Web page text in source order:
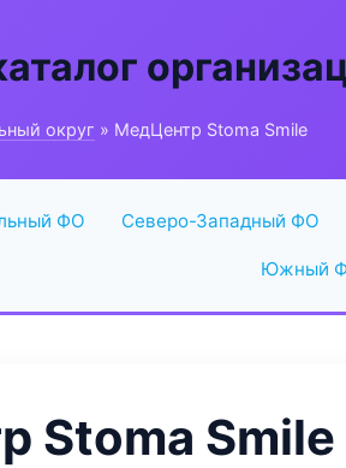
округ » МедЦентр Stoma Smile
ФО Северо-Западный ФО
Южный
Stoma Smile